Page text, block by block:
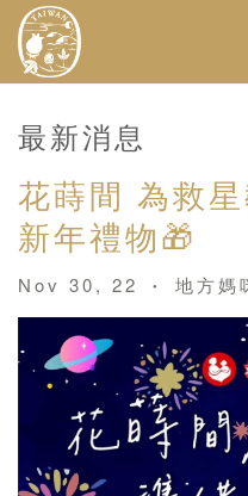
最新消息
花蒔間 為救
新年禮物🎁
Nov 30, 22 • 地方媽